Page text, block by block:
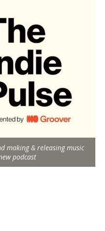
making & releasing music
podcast